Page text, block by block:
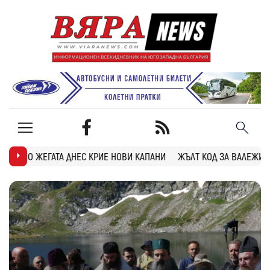
НОВИ КАПАНИ ЖЪЛТ КОД ЗА ВАЛЕЖИ И ГРЪМОТЕВИЦИ В